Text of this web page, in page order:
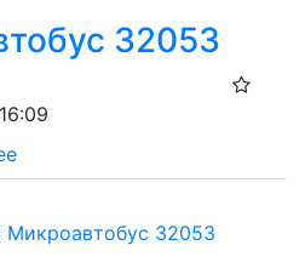
32053
32053